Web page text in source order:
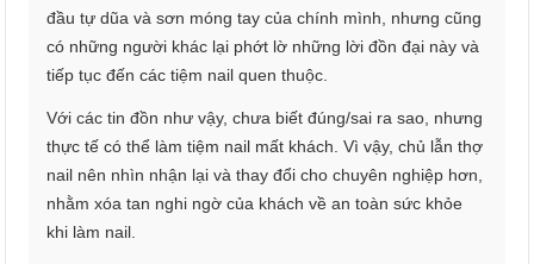
đầu tự dũa và sơn móng tay của chính mình, nhưng cũng
có những người khác lại phớt lờ những lời đồn đại này và
tiếp tục đến các tiệm nail quen thuộc.
Với các tin đồn như vậy, chưa biết đúng/sai ra sao, nhưng
thực tế có thể làm tiệm nail mất khách. Vì vậy, chủ lẫn thợ
nail nên nhìn nhận lại và thay đổi cho chuyên nghiệp hơn,
nhằm xóa tan nghi ngờ của khách về an toàn sức khỏe
khi làm nail.